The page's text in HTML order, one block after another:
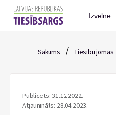
Izvēlne
Sākums / Tiesību jomas
Publicēts: 31.12.2022.
Atjaunināts: 28.04.2023.